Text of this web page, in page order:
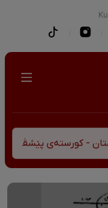
پێشڤەچوونی